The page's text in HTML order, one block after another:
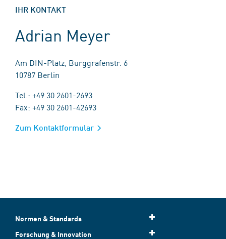
IHR KONTAKT
Adrian Meyer
Am DIN-Platz, Burggrafenstr. 6
10787 Berlin
Tel.: +49 30 2601-2693
Fax: +49 30 2601-42693
Zum Kontaktformular
Normen & Standards
Forschung & Innovation